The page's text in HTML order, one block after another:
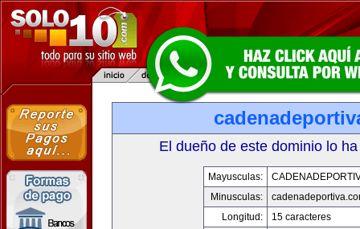
El dueño de este dominio lo
Mayusculas:
Minusculas:
Longitud:
15 caracteres